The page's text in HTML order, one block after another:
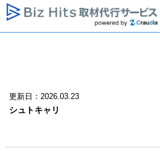
更新日：2026.03.23
シュトキャリ